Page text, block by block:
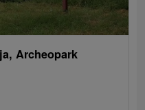
Archeopark